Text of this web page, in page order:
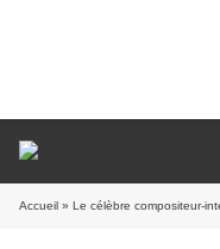
Accueil » Le célèbre compositeur-